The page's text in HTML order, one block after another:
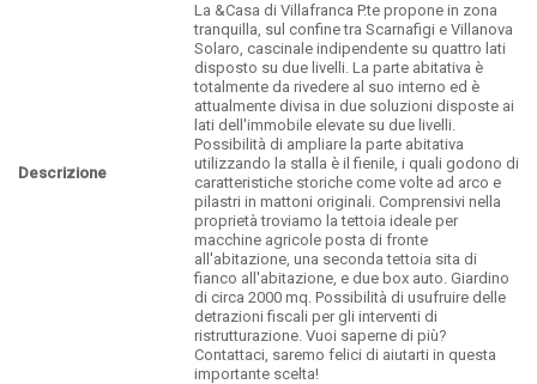
Descrizione
La &Casa di Villafranca P.te propone in zona
tranquilla, sul confine tra Scarnafigi e Villanova
Solaro, cascinale indipendente su quattro lati
disposto su due livelli. La parte abitativa è
totalmente da rivedere al suo interno ed è
attualmente divisa in due soluzioni disposte ai
lati dell'immobile elevate su due livelli.
Possibilità di ampliare la parte abitativa
utilizzando la stalla è il fienile, i quali godono di
caratteristiche storiche come volte ad arco e
pilastri in mattoni originali. Comprensivi nella
proprietà troviamo la tettoia ideale per
macchine agricole posta di fronte
all'abitazione, una seconda tettoia sita di
fianco all'abitazione, e due box auto. Giardino
di circa 2000 mq. Possibilità di usufruire delle
detrazioni fiscali per gli interventi di
ristrutturazione. Vuoi saperne di più?
Contattaci, saremo felici di aiutarti in questa
importante scelta!